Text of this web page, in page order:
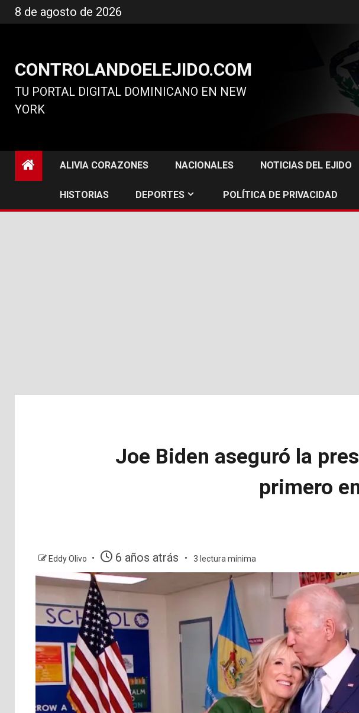
al
8 de agosto de 2026
CONTROLANDOELEJIDO.COM
TU PORTAL DIGITAL DOMINICANO EN NEW
YORK
ALIVIA CORAZONES NACIONALES NOTICIAS DEL EJIDO
HISTORIAS DEPORTES POLÍTICA DE PRIVACIDAD
Joe Biden aseguró la
primero
Eddy Olivo 6 años atrás 3 lectura mínima